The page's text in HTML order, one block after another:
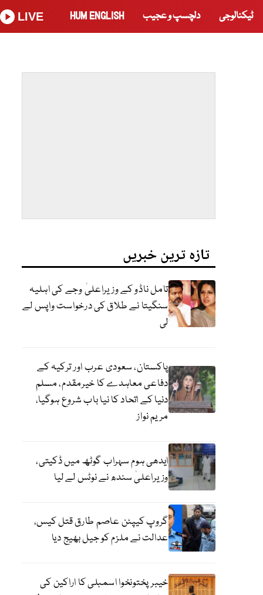
ٹیکنالوجی دلچسپ و عجیب HUM ENGLISH
LIVE
تازہ ترین خبریں
تامل ناڈو کے وزیراعلیٰ وجے کی اہلیہ
سنگیتا نے طلاق کی درخواست واپس لے
لی
پاکستان، سعودی عرب اور ترکیہ کے
دفاعی معاہدے کا خیرمقدم، مسلم
دنیا کے اتحاد کا نیا باب شروع ہوگیا،
مریم نواز
ایدھی ہوم سہراب گوٹھ میں ڈکیتی،
وزیراعلیٰ سندھ نے نوٹس لے لیا
گروپ کیپٹن عاصم طارق قتل کیس،
عدالت نے ملزم کو جیل بھیج دیا
خیبرپختونخوا اسمبلی کا اراکین کی